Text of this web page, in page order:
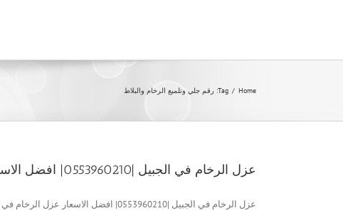
Home
/
Tag: رقم جلي وتلميع الرخام والبلاط
عزل الرخام في الجبيل |0553960210| افضل الاسعار
عزل الرخام في الجبيل |0553960210| افضل الاسعار عزل الرخام في [...]